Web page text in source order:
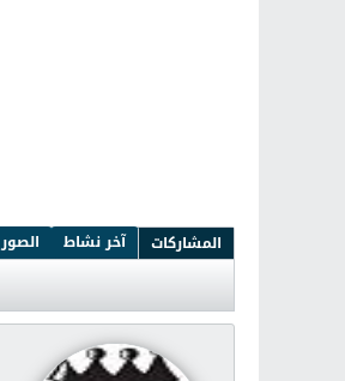
المشاركات آخر نشاط الصور